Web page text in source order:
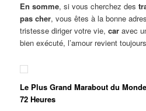
En somme, si vous cherchez des
pas cher, vous êtes à la bonne
tristesse diriger votre vie,car avec
bien exécuté, l’amour revient
Le Plus Grand Marabout du
72 Heures